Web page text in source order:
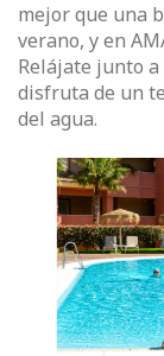
mejor que una
verano, y en
Relájate junto
disfruta de un
del agua.